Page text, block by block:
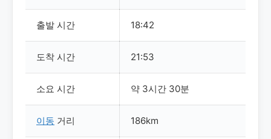
출발 시간 18:42
도착 시간 21:53
소요 시간 약 3시간 30분
이동 거리 186km